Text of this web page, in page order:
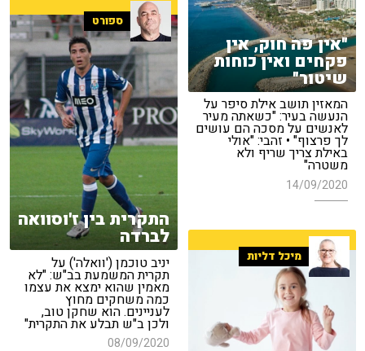
"אין פה חוק, אין
פקחים ואין כוחות
שיטור"
המאזין תושב אילת סיפר על
הנעשה בעיר: "כשאתה מעיר
לאנשים על מסכה הם עושים
לך פרצוף" • זהבי: "אולי
באילת צריך שריף ולא
משטרה"
14/09/2020
ספורט
התקרית בין ז'וסוואה
לברדה
יניב טוכמן ('וואלה') על
תקרית המשמעת בב"ש: "לא
מאמין שהוא ימצא את עצמו
כמה משחקים מחוץ
לעניינים. הוא שחקן טוב,
ולכן ב"ש תבלע את התקרית"
08/09/2020
מיכל דליות